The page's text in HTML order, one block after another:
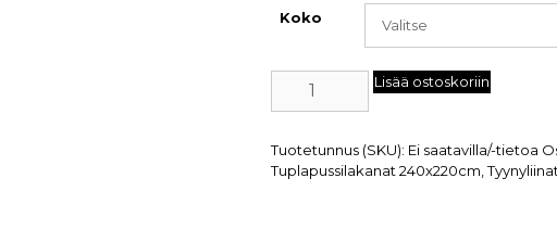
Koko
Lisää ostoskoriin
Tuotetunnus (SKU): Ei saatavilla/-tietoa
Tuplapussilakanat 240x220cm ,